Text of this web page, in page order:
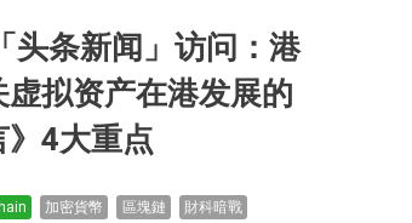
头条新闻」访问：港
拟资产在港发展的
4大重点
加密貨幣 區塊鏈
財科暗戰